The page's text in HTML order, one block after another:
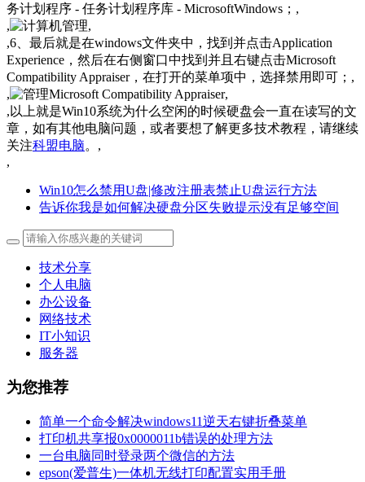
务计划程序 - 任务计划程序库 - MicrosoftWindows；,
,
,
,6、最后就是在windows文件夹中，找到并点击Application
Experience，然后在右侧窗口中找到并且右键点击Microsoft
Compatibility Appraiser，在打开的菜单项中，选择禁用即可；,
,
,
,以上就是Win10系统为什么空闲的时候硬盘会一直在读写的文
章，如有其他电脑问题，或者要想了解更多技术教程，请继续
关注科盟电脑。,
,
Win10怎么禁用U盘|修改注册表禁止U盘运行方法
告诉你我是如何解决硬盘分区失败提示没有足够空间
技术分享
个人电脑
办公设备
网络技术
IT小知识
服务器
为您推荐
简单一个命令解决windows11逆天右键折叠菜单
打印机共享报0x0000011b错误的处理方法
一台电脑同时登录两个微信的方法
epson(爱普生)一体机无线打印配置实用手册